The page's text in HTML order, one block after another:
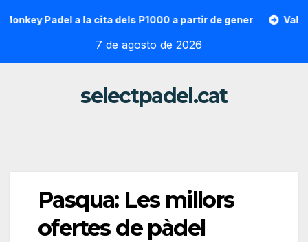
Padel a la cita dels P1000 a partir de gener Vallon
7 de agosto de 2026
selectpadel.cat
Pasqua: Les millors
ofertes de pàdel